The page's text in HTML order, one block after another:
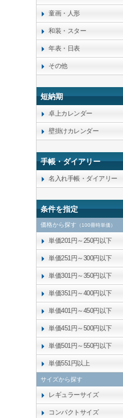
童画・人形
和装・スター
年表・日表
その他
短納期
卓上カレンダー
壁掛けカレンダー
手帳・ダイアリー
名入れ手帳・ダイアリー
条件を指定
価格から探す （100冊時単価）
単価201円～250円以下
単価251円～300円以下
単価301円～350円以下
単価351円～400円以下
単価401円～450円以下
単価451円～500円以下
単価501円～550円以下
単価551円以上
サイズから探す
レギュラーサイズ
コンパクトサイズ